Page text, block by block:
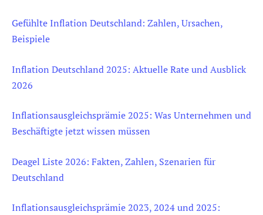
Gefühlte Inflation Deutschland: Zahlen, Ursachen,
Beispiele
Inflation Deutschland 2025: Aktuelle Rate und Ausblick
2026
Inflationsausgleichsprämie 2025: Was Unternehmen und
Beschäftigte jetzt wissen müssen
Deagel Liste 2026: Fakten, Zahlen, Szenarien für
Deutschland
Inflationsausgleichsprämie 2023, 2024 und 2025: